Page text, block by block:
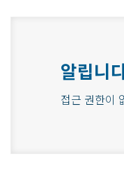
알립니
접근 권한이